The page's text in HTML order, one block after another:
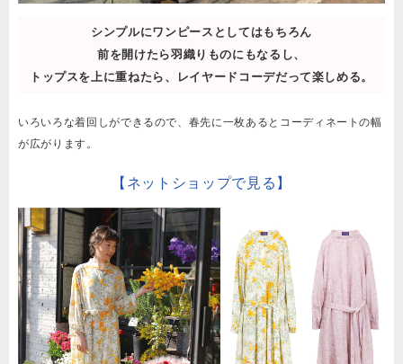
シンプルにワンピースとしてはもちろん
前を開けたら羽織りものにもなるし、
トップスを上に重ねたら、レイヤードコーデだって楽しめる。
いろいろな着回しができるので、春先に一枚あるとコーディネートの幅
が広がります。
【ネットショップで見る】